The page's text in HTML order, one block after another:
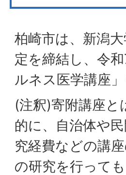
柏崎市は、新潟
定を締結し、令
ルネス医学講座
(注釈)寄附講座と
的に、自治体や
究経費などの講
の研究を行って